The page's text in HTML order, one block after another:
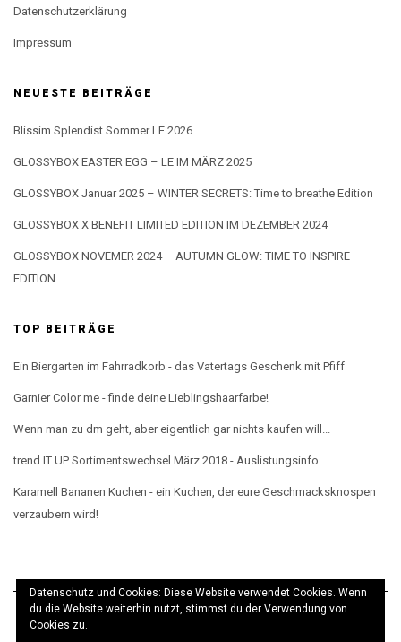
Datenschutzerklärung
Impressum
NEUESTE BEITRÄGE
Blissim Splendist Sommer LE 2026
GLOSSYBOX EASTER EGG – LE IM MÄRZ 2025
GLOSSYBOX Januar 2025 – WINTER SECRETS: Time to breathe Edition
GLOSSYBOX X BENEFIT LIMITED EDITION IM DEZEMBER 2024
GLOSSYBOX NOVEMER 2024 – AUTUMN GLOW: TIME TO INSPIRE
EDITION
TOP BEITRÄGE
Ein Biergarten im Fahrradkorb - das Vatertags Geschenk mit Pfiff
Garnier Color me - finde deine Lieblingshaarfarbe!
Wenn man zu dm geht, aber eigentlich gar nichts kaufen will...
trend IT UP Sortimentswechsel März 2018 - Auslistungsinfo
Karamell Bananen Kuchen - ein Kuchen, der eure Geschmacksknospen
verzaubern wird!
Datenschutz und Cookies: Diese Website verwendet Cookies. Wenn
du die Website weiterhin nutzt, stimmst du der Verwendung von
Cookies zu.